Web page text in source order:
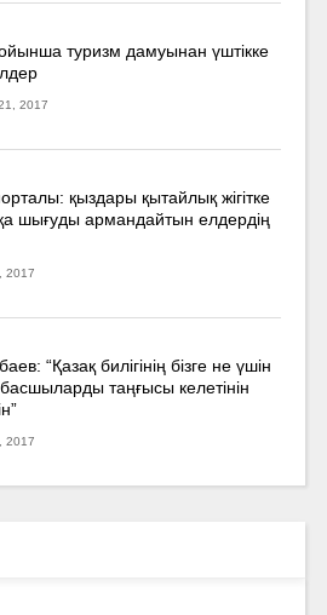
туризм дамуынан үштікке
2017
қыздары қытайлық жігітке
шығуды армандайтын елдердің
2017
“Қазақ билігінің бізге не үшін
таңғысы келетінін
2017